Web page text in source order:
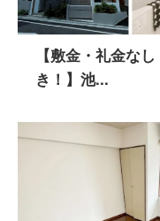
【敷金・礼金な
き！】池...